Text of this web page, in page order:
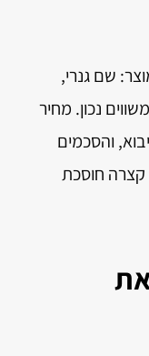
שם גנרי,
נכון. מחיר
והסכמים
קצרה חוסכת